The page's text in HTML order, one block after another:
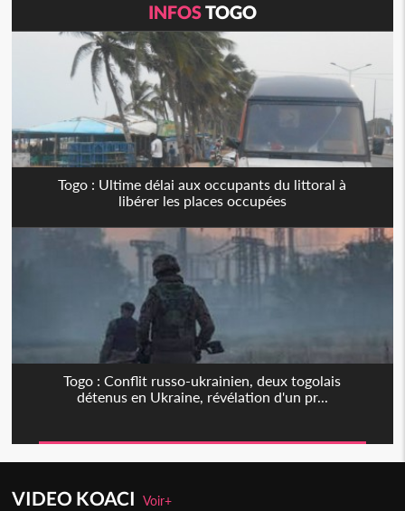
INFOSTOGO
Togo : Ultime délai aux occupants du littoral à
libérer les places occupées
Togo : Conflit russo-ukrainien, deux togolais
détenus en Ukraine, révélation d'un pr...
VIDEO KOACIVoir+